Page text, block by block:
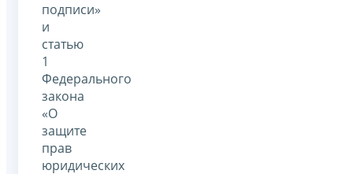
подписи»
и
статью
1
Федерального
закона
«О
защите
прав
юридических